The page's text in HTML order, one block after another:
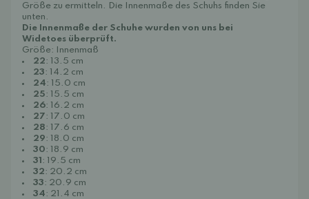
Größe zu ermitteln. Die Innenmaße des Schuhs finden Sie
unten.
Die Innenmaße der Schuhe wurden von uns bei
Widetoes überprüft.
Größe: Innenmaß
22: 13.5 cm
23: 14.2 cm
24: 15.0 cm
25: 15.5 cm
26: 16.2 cm
27: 17.0 cm
28: 17.6 cm
29: 18.0 cm
30: 18.9 cm
31 : 19.5 cm
32: 20.2 cm
33: 20.9 cm
34: 21.4 cm